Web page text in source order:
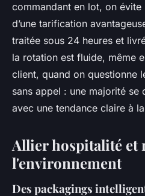
commandant en lot, on
d’une tarification
traitée sous 24 heures et
la rotation est fluide, même
client, quand on questionne
sans appel : une majorité se
avec une tendance claire à la
Allier hospitalité et
l'environnement
Des packagings